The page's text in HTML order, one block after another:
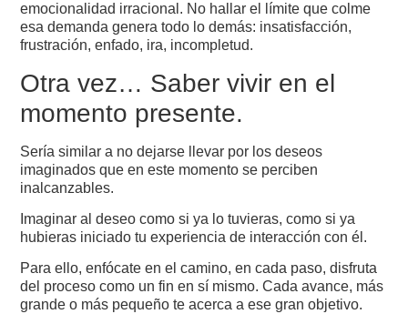
emocionalidad irracional. No hallar el límite que colme
esa demanda genera todo lo demás: insatisfacción,
frustración, enfado, ira, incompletud.
Otra vez… Saber vivir en el
momento presente.
Sería similar a no dejarse llevar por los deseos
imaginados que en este momento se perciben
inalcanzables.
Imaginar al deseo como si ya lo tuvieras, como si ya
hubieras iniciado tu experiencia de interacción con él.
Para ello, enfócate en el camino, en cada paso, disfruta
del proceso como un fin en sí mismo. Cada avance, más
grande o más pequeño te acerca a ese gran objetivo.